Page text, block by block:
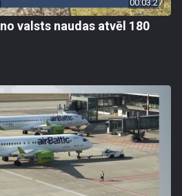
00:03:27
valsts naudas atvēl 180